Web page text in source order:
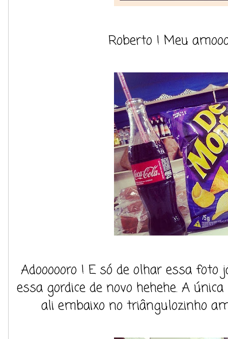
Roberto ! Meu
Adoooooro ! E só de olhar essa
essa gordice de novo hehehe. A
ali embaixo no triângulozinho